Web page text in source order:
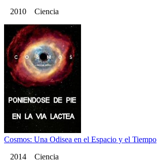
2010 Ciencia
Cosmos: Una Odisea en el Espacio y el Tiempo
2014 Ciencia